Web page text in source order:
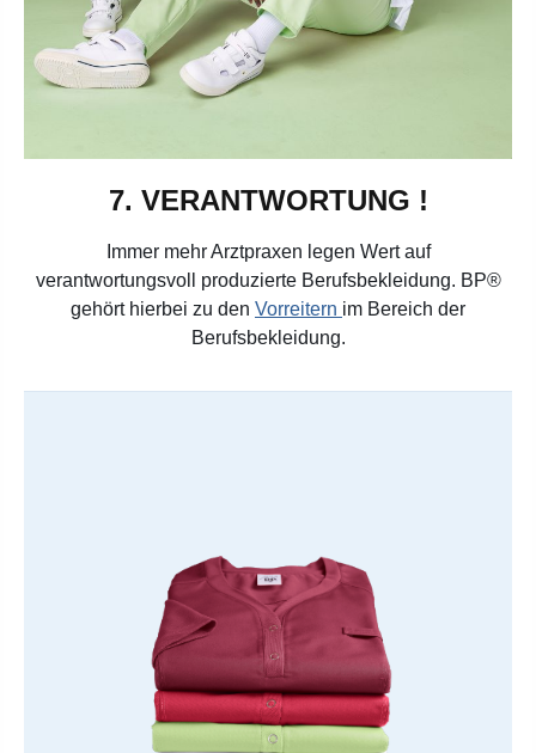
7. VERANTWORTUNG !
Immer mehr Arztpraxen legen Wert auf
verantwortungsvoll produzierte Berufsbekleidung. BP®
gehört hierbei zu den Vorreitern im Bereich der
Berufsbekleidung.